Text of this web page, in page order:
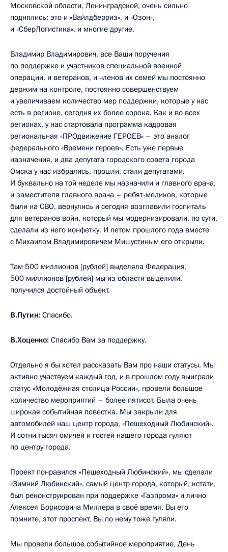
Московской области, Ленинградской, очень сильно
поднялись: это и «Вайлдберриз», и «Озон»,
и «СберЛогистика», и многие другие.
Владимир Владимирович, все Ваши поручения
по поддержке и участников специальной военной
операции, и ветеранов, и членов их семей мы постоянно
держим на контроле, постоянно совершенствуем
и увеличиваем количество мер поддержки, которые у нас
есть в регионе, сегодня их более сорока. Как и во всех
регионах, у нас стартовала программа кадровая
региональная «ПРОдвижение ГЕРОЕВ» – это аналог
федерального «Времени героев». Есть уже первые
назначения, и два депутата городского совета города
Омска у нас избрались, прошли, стали депутатами.
И буквально на той неделе мы назначили и главного врача,
и заместителя главного врача – ребят-медиков, которые
были на СВО, вернулись и сегодня возглавили госпиталь
для ветеранов войн, который мы модернизировали, по сути,
сделали из него конфетку. И летом прошлого года вместе
с Михаилом Владимировичем Мишустиным его открыли.
Там 500 миллионов [рублей] выделяла Федерация,
500 миллионов [рублей] мы из области выделили,
получился достойный объект.
В.Путин: Спасибо.
В.Хоценко: Спасибо Вам за поддержку.
Отдельно я бы хотел рассказать Вам про наши статусы. Мы
активно участвуем каждый год, и в прошлом году выиграли
статус «Молодёжная столица России», провели большое
количество мероприятий – более пятисот. Была очень
широкая событийная повестка. Мы закрыли для
автомобилей наш центр города, «Пешеходный Любинский».
И сотни тысяч омичей и гостей нашего города гуляют
по центру города.
Проект понравился «Пешеходный Любинский», мы сделали
«Зимний Любинский», самый центр города, который, кстати,
был реконструирован при поддержке «Газпрома» и лично
Алексея Борисовича Миллера в своё время, Вы его
помните, этот проспект, Вы по нему тоже гуляли.
Мы провели большое событийное мероприятие, День